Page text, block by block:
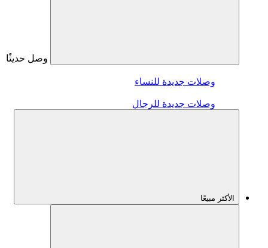
وصل حديثًا
وصلات جديدة للنساء
وصلات جديدة للرجال
الأكثر مبيعًا